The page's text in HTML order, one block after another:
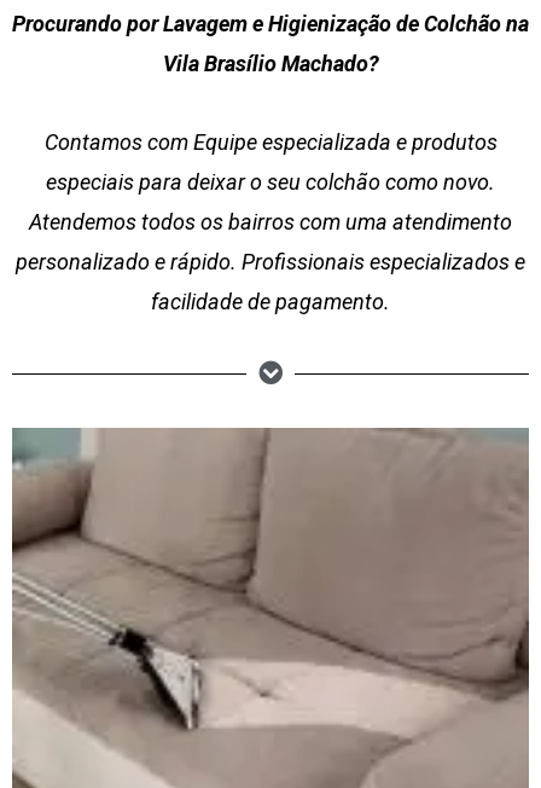
Procurando por Lavagem e Higienização de Colchão na
Vila Brasílio Machado?
Contamos com Equipe especializada e produtos
especiais para deixar o seu colchão como novo.
Atendemos todos os bairros com uma atendimento
personalizado e rápido. Profissionais especializados e
facilidade de pagamento.